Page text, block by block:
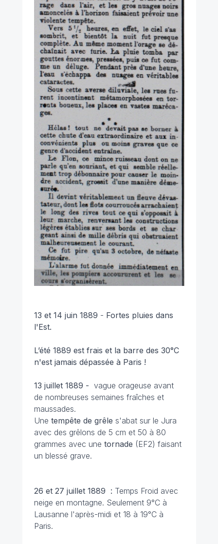
13 et 14 juin 1889 - Fortes pluies dans
l'Est.
L’été 1889 est frais et la barre des 30°C
n'est jamais dépassée à Paris !
13 juillet 1889 - vague orageuse avant
de nombreuses semaines fraîches et
maussades.
Une tempête de grêle s'abat sur le Jura
avec des grêlons de 5 cm et 50 à 80
grammes avec une tornade (EF2) faisant
un blessé grave.
26 et 27 juillet 1889 : Temps Froid avec
neige en montagne. Seulement 9°C à
Lausanne l'après-midi et 18 à 19°C à
Paris.